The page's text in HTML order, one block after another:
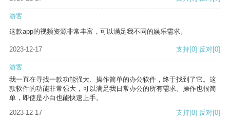
游客
这款app的视频资源非常丰富，可以满足我不同的娱乐需求。
2023-12-17 支持[0] 反对[0]
游客
我一直在寻找一款功能强大、操作简单的办公软件，终于找到了它。这
款软件的功能非常强大，可以满足我日常办公的所有需求。操作也很简
单，即使是小白也能快速上手。
2023-12-17
支持[0] 反对[0]